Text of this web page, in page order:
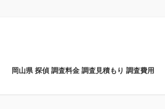
岡山県 探偵 調査料金 調査見積もり 調査費用